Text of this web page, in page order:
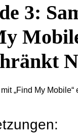
3:
„Find My Mobile“